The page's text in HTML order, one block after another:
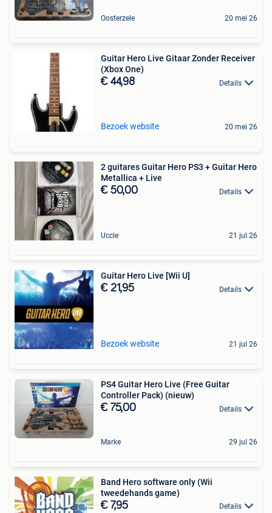
Oosterzele 20 mei 26
Guitar Hero Live Gitaar Zonder Receiver
(Xbox One)
€ 44,98 Details
Bezoek website 20 mei 26
2 guitares Guitar Hero PS3 + Guitar Hero
Metallica + Live
€ 50,00 Details
Uccle 21 jul 26
Guitar Hero Live [Wii U]
€ 21,95 Details
Bezoek website 21 jul 26
PS4 Guitar Hero Live (Free Guitar
Controller Pack) (nieuw)
€ 75,00 Details
Marke 29 jul 26
Band Hero software only (Wii
tweedehands game)
€ 7,95 Details